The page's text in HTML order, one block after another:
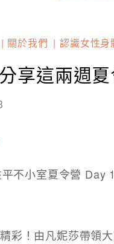
關於我們 認識女性身
享這兩週
平不小室夏令營
彩！由凡妮莎帶領